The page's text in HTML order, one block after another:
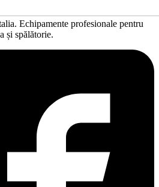
Echipamente profesionale pentru
și spălătorie.